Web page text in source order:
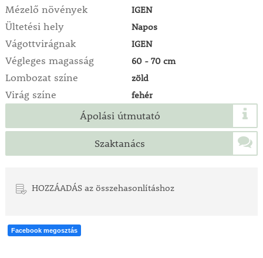
Mézelő növények IGEN
Ültetési hely Napos
Vágottvirágnak IGEN
Végleges magasság 60 - 70 cm
Lombozat színe zöld
Virág színe fehér
Ápolási útmutató
Szaktanács
HOZZÁADÁS az összehasonlításhoz
Facebook megosztás